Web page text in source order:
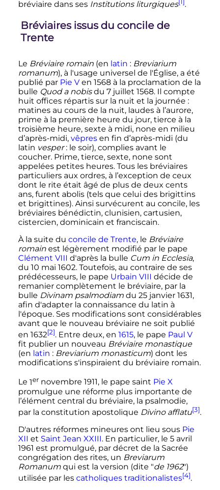
bréviaire dans ses Institutions liturgiques .
Bréviaires issus du concile de
Trente
Le Bréviaire romain(en latin : Breviarium
romanum), à l'usage universel de l'Église, a été
publié par Pie Ven 1568 à la proclamation de la
bulle Quod a nobisdu 7 juillet 1568. Il compte
huit offices répartis sur la nuit et la journée :
matines au cours de la nuit, laudes à l’aurore,
prime à la première heure du jour, tierce à la
troisième heure, sexte à midi, none en milieu
d’après-midi, vêpresen fin d’après-midi (du
latin vesper : le soir), complies avant le
coucher. Prime, tierce, sexte, none sont
appelées petites heures. Tous les bréviaires
particuliers aux ordres, à l’exception de ceux
dont le rite était âgé de plus de deux cents
ans, furent abolis (tels que celui des brigittins
et brigittines). Ainsi survécurent au concile, les
bréviaires bénédictin, clunisien, cartusien,
cistercien, dominicain et franciscain.
À la suite du concile de Trente, le Bréviaire
romainest légèrement modifié par le pape
Clément VIII d'après la bulle Cum in Ecclesia,
du 10 mai 1602. Toutefois, au contraire de ses
prédécesseurs, le pape Urbain VIII décide de
remanier complètement le bréviaire, par la
bulle Divinam psalmodiamdu 25 janvier 1631,
afin d'adapter la connaissance du latin à
l'époque. Ses modifications sont considérables
avant que le nouveau bréviaire ne soit publié
en 1632[2]. Entre deux, en 1615, le pape Paul V
fit publier un nouveau Bréviaire monastique
(en latin : Breviarium monasticum) dont les
modifications s'inspiraient du bréviaire romain.
Le 1ernovembre 1911, le pape saint Pie X
promulgue une réforme plus importante de
l’élément central du bréviaire, la psalmodie,
par la constitution apostolique Divino afflatu[3].
D'autres réformes mineures ont lieu sous Pie
XII et Saint Jean XXIII. En particulier, le 5 avril
1961 est promulgué, par décret de la Sacrée
congrégation des rites, un Breviarum
Romanumqui est la version (dite "de 1962")
utilisée par les catholiques traditionalistes[4].